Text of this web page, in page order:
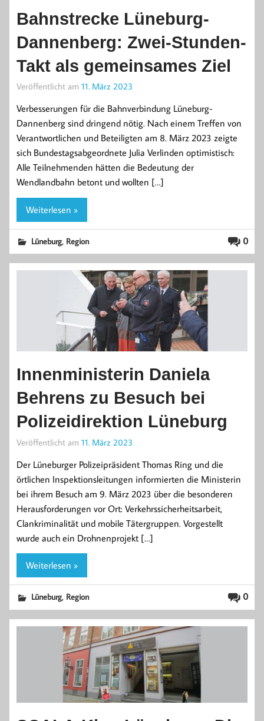
Bahnstrecke Lüneburg-
Dannenberg: Zwei-Stunden-
Takt als gemeinsames Ziel
Veröffentlicht am 11. März 2023
Verbesserungen für die Bahnverbindung Lüneburg-
Dannenberg sind dringend nötig. Nach einem Treffen von
Verantwortlichen und Beteiligten am 8. März 2023 zeigte
sich Bundestagsabgeordnete Julia Verlinden optimistisch:
Alle Teilnehmenden hätten die Bedeutung der
Wendlandbahn betont und wollten […]
Weiterlesen »
0
Lüneburg, Region
Innenministerin Daniela
Behrens zu Besuch bei
Polizeidirektion Lüneburg
Veröffentlicht am 11. März 2023
Der Lüneburger Polizeipräsident Thomas Ring und die
örtlichen Inspektionsleitungen informierten die Ministerin
bei ihrem Besuch am 9. März 2023 über die besonderen
Herausforderungen vor Ort: Verkehrssicherheitsarbeit,
Clankriminalität und mobile Tätergruppen. Vorgestellt
wurde auch ein Drohnenprojekt […]
Weiterlesen »
0
Lüneburg, Region